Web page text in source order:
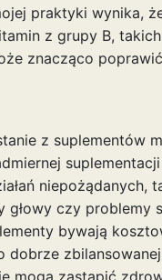
praktyki wynika,
z grupy B,
znacząco
z suplementów
niepożądanych,
głowy czy problemy
bywają
dobrze
mogą zastąpić